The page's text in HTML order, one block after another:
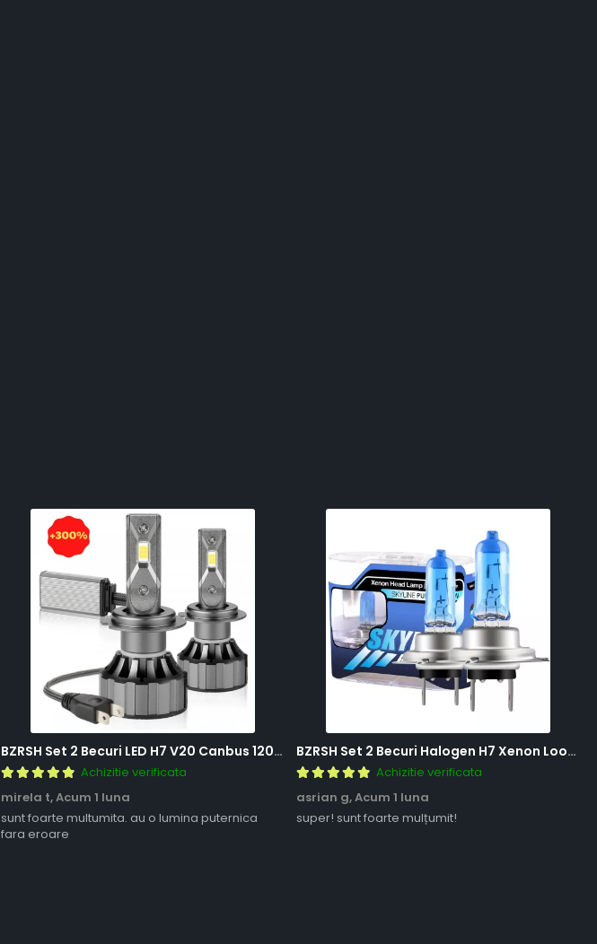
BZRSH Set 2 Becuri LED H7 V20 Canbus 120W 12000 Lumeni Alb Rece 6000K Fara Eroare
Achizitie verificata
mirela t,Acum 1 luna
sunt foarte multumita. au o lumina puternica
fara eroare
BZRSH Set 2 Becuri Halogen H7 Xenon Look 12V 55W 5000K Lumina Alba
Achizitie verificata
asrian g,Acum 1 luna
super! sunt foarte mulțumit!